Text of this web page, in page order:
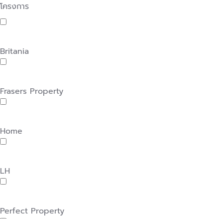
โครงการ
Britania
Frasers Property
Home
LH
Perfect Property